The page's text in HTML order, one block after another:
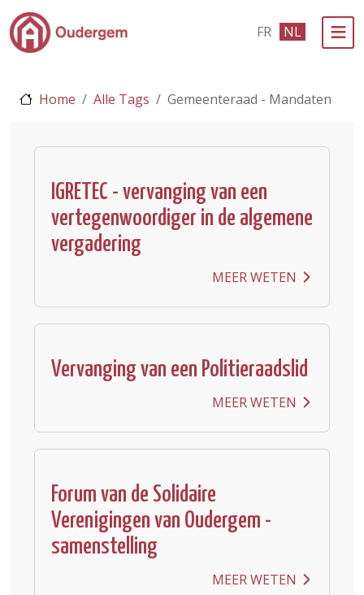
Ga naar de hoofdinhoud FR NL
eLoket
Leven in Oudergem
In 1 klik
Home Alle Tags Gemeenteraad - Mandaten
IGRETEC - vervanging van een
vertegenwoordiger in de algemene
vergadering
MEER WETEN
Vervanging van een Politieraadslid
MEER WETEN
Forum van de Solidaire
Verenigingen van Oudergem -
samenstelling
MEER WETEN